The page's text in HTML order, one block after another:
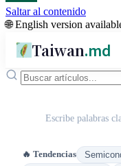
Saltar al contenido
🌐 English version
Taiwan.md
Escribe palabras
🔥 Tendencias